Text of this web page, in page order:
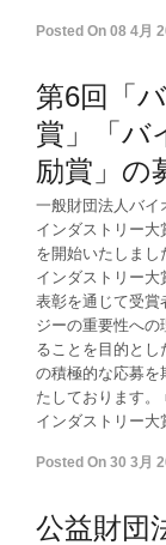
Posted On 08 4月
第6回「
賞」「バ
励賞」の
一般財団法人バイ
インダストリー
を開始いたしまし
インダストリー大
表彰を通じて受賞
ジーの重要性へ
ることを目的と
の積極的な応募を
たしております
インダストリー
Posted On 30 3月
公益財団